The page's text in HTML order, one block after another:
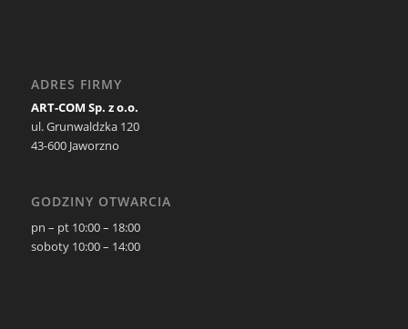
ADRES FIRMY
ART-COM Sp. z o.o.
ul. Grunwaldzka 120
43-600 Jaworzno
GODZINY OTWARCIA
pn – pt 10:00 – 18:00
soboty 10:00 – 14:00